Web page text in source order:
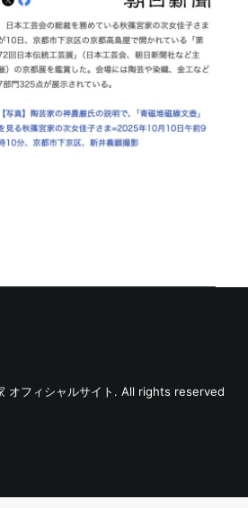
オフィシャルサイト. All rights reserved